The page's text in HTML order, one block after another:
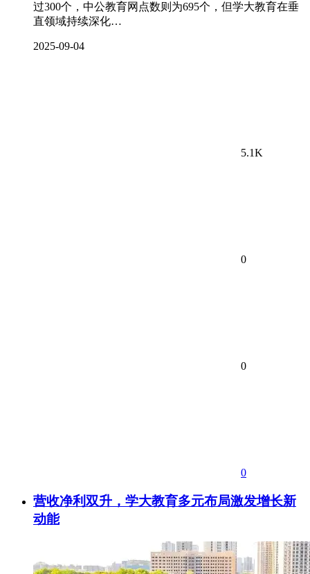
过300个，中公教育网点数则为695个，但学大教育在垂
直领域持续深化…
2025-09-04
5.1K
0
0
0
营收净利双升，学大教育多元布局激发增长新
动能